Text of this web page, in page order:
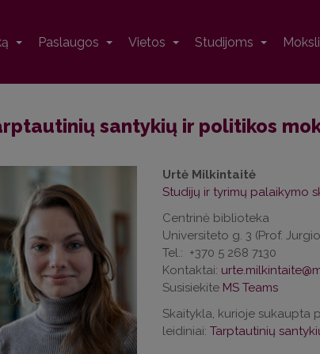
Paslaugos Vietos Studijoms
santykių ir politikos
Urtė Milkintaitė
Studijų ir tyrimų palaikymo
Centrinė biblioteka
Universiteto g. 3 (Prof.
Tel.: +370 5 268 7130
Kontaktai:
Susisiekite MS Teams
Skaitykla, kurioje sukaupta
leidiniai:Tarptautinių